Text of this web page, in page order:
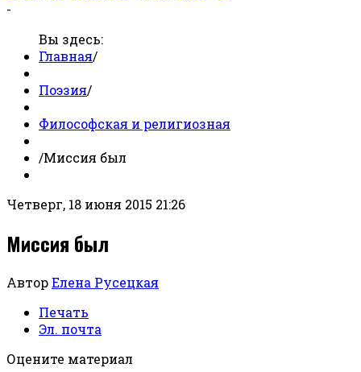
-
Вы здесь:
Главная/
Поэзия/
Философская и религиозная
/Миссия был
Четверг, 18 июня 2015 21:26
Миссия был
АвторЕлена Русецкая
Печать
Эл. почта
Оцените материал